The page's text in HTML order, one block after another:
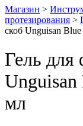
Магазин >
протезирования >
скоб Unguisan
Гель для
мл